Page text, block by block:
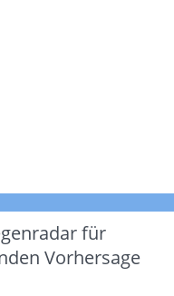
für
Vorhersage